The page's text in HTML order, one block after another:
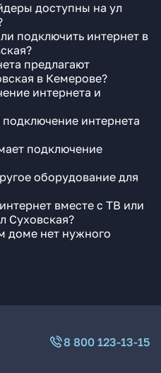
доступны на ул
подключить интернет в
предлагают
в Кемерове?
интернета и
подключение интернета
подключение
оборудование для
вместе с ТВ или
Суховская?
доме нет нужного
8 800 123-13-15